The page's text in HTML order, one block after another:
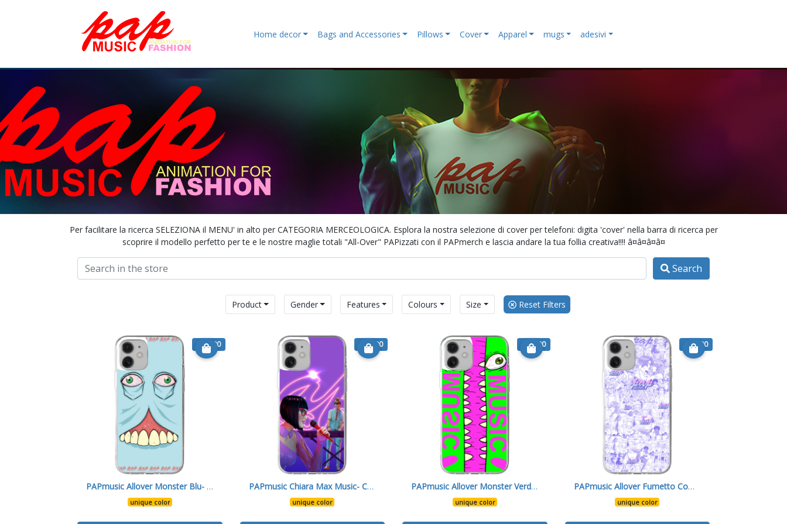
Home decor Bags and Accessories Pillows Cover Apparel mugs adesivi
Per facilitare la ricerca SELEZIONA il MENU' in alto per CATEGORIA MERCEOLOGICA. Esplora la nostra selezione di cover per telefoni: digita 'cover' nella barra di ricerca per
scoprire il modello perfetto per te e le nostre maglie totali "All-Over" PAPizzati con il PAPmerch e lascia andare la tua follia creativa!!!! â¤â¤â¤â¤
Search
€ 16.90
PAPmusic Allover Monster Blu- Cover 12
unique color
€ 16.90
PAPmusic Chiara Max Music- Cover 12
unique color
€ 16.90
PAPmusic Allover Monster Verde- Cover 12
unique color
€ 16.90
PAPmusic Allover Fumetto Completo Blu-Cover 12
unique color
Product Gender Features Colours Size Reset Filters